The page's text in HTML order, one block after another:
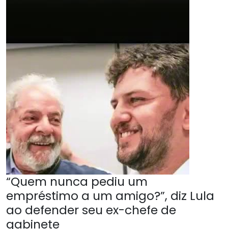
“Quem nunca pediu um
empréstimo a um amigo?”, diz Lula
ao defender seu ex-chefe de
gabinete